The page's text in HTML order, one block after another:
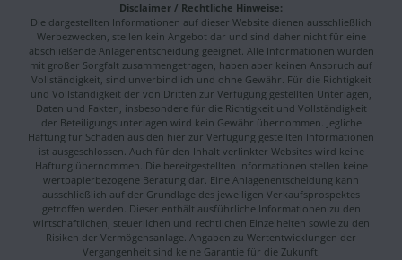
Disclaimer / Rechtliche Hinweise:
Die dargestellten Informationen auf dieser Website dienen ausschließlich
Werbezwecken, stellen kein Angebot dar und sind daher nicht für eine
abschließende Anlagenentscheidung geeignet. Alle Informationen wurden
mit großer Sorgfalt zusammengetragen, haben aber keinen Anspruch auf
Vollständigkeit, sind unverbindlich und ohne Gewähr. Für die Richtigkeit
und Vollständigkeit der von Dritten zur Verfügung gestellten Unterlagen,
Daten und Fakten, insbesondere für die Richtigkeit und Vollständigkeit
der Beteiligungsunterlagen wird kein Gewähr übernommen. Jegliche
Haftung für Schäden aus den hier zur Verfügung gestellten Informationen
ist ausgeschlossen. Auch für den Inhalt verlinkter Websites wird keine
Haftung übernommen. Die bereitgestellten Informationen stellen keine
wertpapierbezogene Beratung dar. Eine Anlagenentscheidung kann
ausschließlich auf der Grundlage des jeweiligen Verkaufsprospektes
getroffen werden. Dieser enthält ausführliche Informationen zu den
wirtschaftlichen, steuerlichen und rechtlichen Einzelheiten sowie zu den
Risiken der Vermögensanlage. Angaben zu Wertentwicklungen der
Vergangenheit sind keine Garantie für die Zukunft.